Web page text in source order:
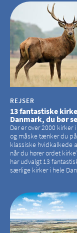
REJSER
13 fantastiske
Danmark, du bør se
Der er over 2000 kirker i
og måske tænker du
klassiske hvidkalkede
når du hører ordet
har udvalgt 13
særlige kirker i hele
hvilke kirker, der er en